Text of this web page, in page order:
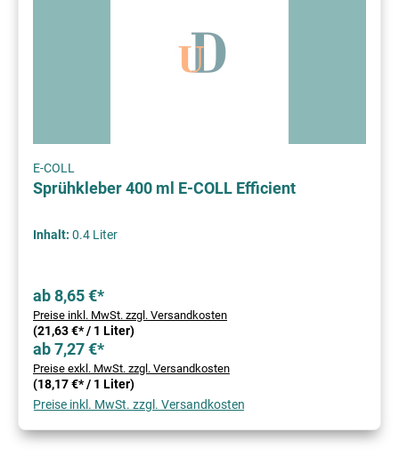
E-COLL
Sprühkleber 400 ml E-COLL Efficient
Inhalt: 0.4 Liter
ab 8,65 €*
Preise inkl. MwSt. zzgl. Versandkosten
(21,63 €* / 1 Liter)
ab 7,27 €*
Preise exkl. MwSt. zzgl. Versandkosten
(18,17 €* / 1 Liter)
Preise inkl. MwSt. zzgl. Versandkosten